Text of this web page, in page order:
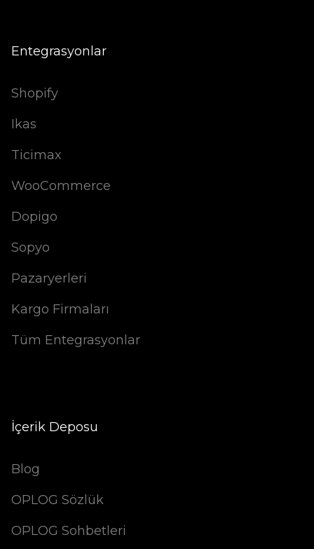
Entegrasyonlar
Shopify
Ikas
Ticimax
WooCommerce
Dopigo
Sopyo
Pazaryerleri
Kargo Firmaları
Tüm Entegrasyonlar
İçerik Deposu
Blog
OPLOG Sözlük
OPLOG Sohbetleri